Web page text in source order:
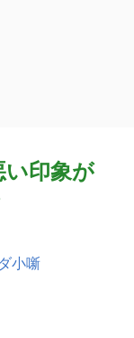
い印象が
小噺